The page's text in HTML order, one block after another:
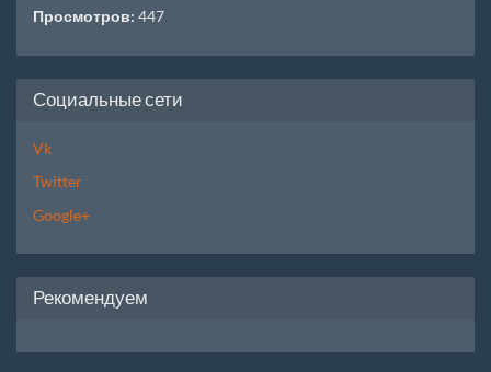
Просмотров: 447
Социальные сети
Vk
Twitter
Google+
Рекомендуем